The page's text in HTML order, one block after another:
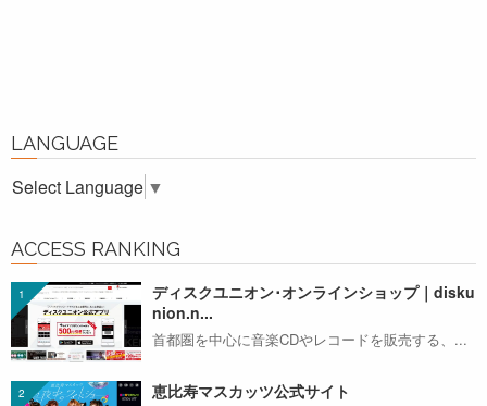
LANGUAGE
Select Language ▼
ACCESS RANKING
ディスクユニオン･オンラインショップ｜disku
nion.n...
首都圏を中心に音楽CDやレコードを販売する、...
恵比寿マスカッツ公式サイト